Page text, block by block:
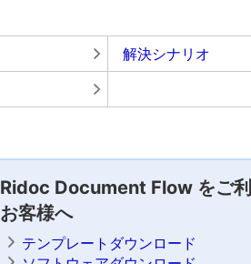
解決シナリオ
Ridoc Document Flow をご
お客様へ
テンプレートダウンロード